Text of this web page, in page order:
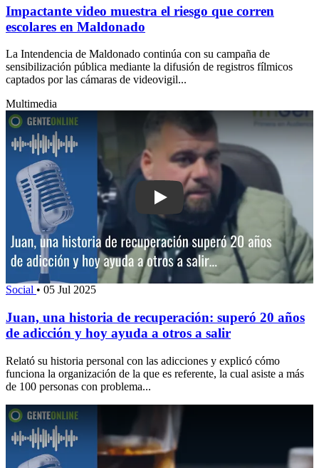
Impactante video muestra el riesgo que corren
escolares en Maldonado
La Intendencia de Maldonado continúa con su campaña de
sensibilización pública mediante la difusión de registros fílmicos
captados por las cámaras de videovigil...
Multimedia
Play: Juan, una historia de
Social • 05 Jul 2025
Juan, una historia de recuperación: superó 20 años
de adicción y hoy ayuda a otros a salir
Relató su historia personal con las adicciones y explicó cómo
funciona la organización de la que es referente, la cual asiste a más
de 100 personas con problema...